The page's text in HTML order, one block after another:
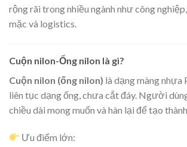
rộng rãi trong nhiều ngành như công
mặc và logistics.
Cuộn nilon-Ống nilon là gì?
Cuộn nilon (ống nilon) là dạng màng nhựa
liên tục dạng ống, chưa cắt đáy. Người
chiều dài mong muốn và hàn lại để tạo
Ưu điểm lớn: